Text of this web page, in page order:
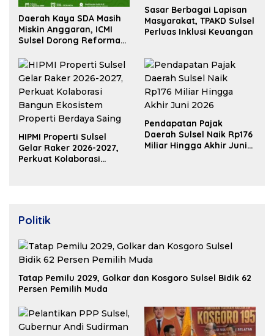
Daerah Kaya SDA Masih
Miskin Anggaran, ICMI
Sulsel Dorong Reformasi
Sasar Berbagai Lapisan
Masyarakat, TPAKD Sulsel
Perluas Inklusi Keuangan
HIPMI Properti Sulsel
Gelar Raker 2026-2027,
Perkuat Kolaborasi
Pendapatan Pajak
Daerah Sulsel Naik Rp176
Miliar Hingga Akhir Juni
Politik
Tatap Pemilu 2029, Golkar dan Kosgoro Sulsel Bidik 62
Persen Pemilih Muda